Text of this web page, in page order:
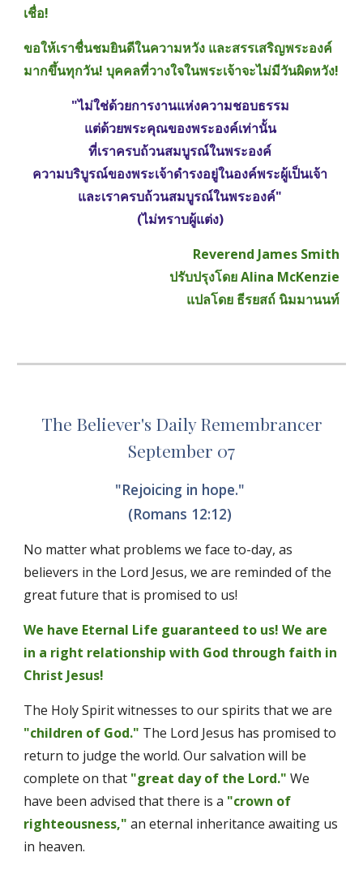
เชื่อ!
ขอให้เราชื่นชมยินดีในความหวัง และสรรเสริญพระองค์
"ไม่ใช่ด้วยการงานแห่งความชอบธรรม
แต่ด้วยพระคุณของพระองค์เท่านั้น
ที่เราครบถ้วนสมบูรณ์ในพระองค์
ความบริบูรณ์ของพระเจ้าดำรงอยู่ในองค์พระผู้เป็นเจ้า
และเราครบถ้วนสมบูรณ์ในพระองค์"
(ไม่ทราบผู้แต่ง)
Reverend James Smith
ปรับปรุงโดย Alina McKenzie
แปลโดย ธีรยสถ์ นิมมานนท์
The Believer's Daily Remembrancer
September 07
"Rejoicing in hope."
(Romans 12:12)
No matter what problems we face to-day, as
believers in the Lord Jesus, we are reminded of the
great future that is promised to us!
We have Eternal Life guaranteed to us! We are
in a right relationship with God through faith in
Christ Jesus!
"children of God." The Lord Jesus has promised to
return to judge the world. Our salvation will be
complete on that "great day of the Lord." We
have been advised that there is a "crown of
righteousness," an eternal inheritance awaiting us
in heaven.